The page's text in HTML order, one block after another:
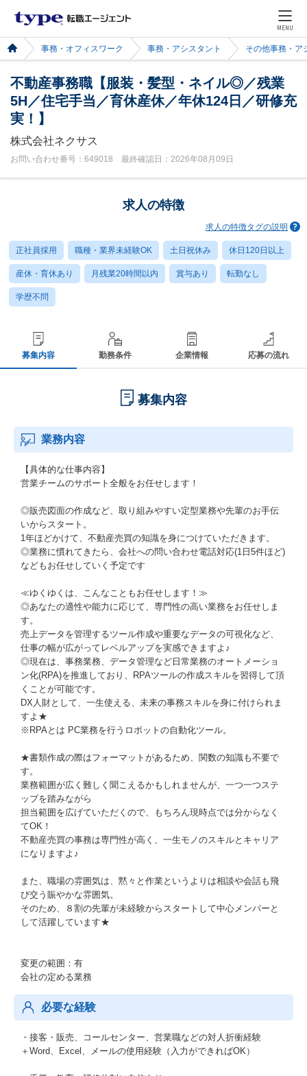
MENU
事務・オフィスワーク 事務・アシスタント その他事務・ア
不動産事務職【服装・髪型・ネイル◎／残業
5H／住宅手当／育休産休／年休124日／研修充
実！】
株式会社ネクサス
お問い合わせ番号：649018 最終確認日：2026年08月09日
求人の特徴
求人の特徴タグの説明
正社員採用 職種・業界未経験OK 土日祝休み 休日120日以上
産休・育休あり 月残業20時間以内 賞与あり 転勤なし
学歴不問
募集内容 勤務条件 企業情報 応募の流れ
募集内容
業務内容
【具体的な仕事内容】
営業チームのサポート全般をお任せします！
◎販売図面の作成など、取り組みやすい定型業務や先輩のお手伝
いからスタート。
1年ほどかけて、不動産売買の知識を身につけていただきます。
◎業務に慣れてきたら、会社への問い合わせ電話対応(1日5件ほど)
などもお任せしていく予定です
≪ゆくゆくは、こんなこともお任せします！≫
◎あなたの適性や能力に応じて、専門性の高い業務をお任せしま
す。
売上データを管理するツール作成や重要なデータの可視化など、
仕事の幅が広がってレベルアップを実感できますよ♪
◎現在は、事務業務、データ管理など日常業務のオートメーショ
ン化(RPA)を推進しており、RPAツールの作成スキルを習得して頂
くことが可能です。
DX人財として、一生使える、未来の事務スキルを身に付けられま
すよ★
※RPAとは PC業務を行うロボットの自動化ツール。
★書類作成の際はフォーマットがあるため、関数の知識も不要で
す。
業務範囲が広く難しく聞こえるかもしれませんが、一つ一つステ
ップを踏みながら
担当範囲を広げていただくので、もちろん現時点では分からなく
てOK！
不動産売買の事務は専門性が高く、一生モノのスキルとキャリア
になりますよ♪
また、職場の雰囲気は、黙々と作業というよりは相談や会話も飛
び交う賑やかな雰囲気。
そのため、８割の先輩が未経験からスタートして中心メンバーと
して活躍しています★
変更の範囲：有
会社の定める業務
必要な経験
・接客・販売、コールセンター、営業職などの対人折衝経験
＋Word、Excel、メールの使用経験（入力ができればOK）